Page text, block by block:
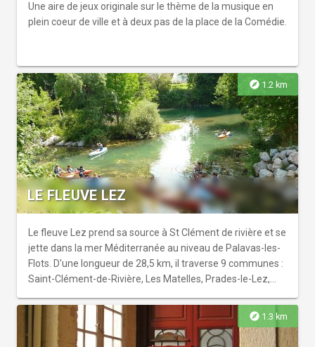
Entrée libre.
Une aire de jeux originale sur le thème de la musique en
plein coeur de ville et à deux pas de la place de la Comédie.
explore 1.2 km
LE FLEUVE LEZ
Le fleuve Lez prend sa source à St Clément de rivière et se
jette dans la mer Méditerranée au niveau de Palavas-les-
Flots. D'une longueur de 28,5 km, il traverse 9 communes :
Saint-Clément-de-Rivière, Les Matelles, Prades-le-Lez,
Lez, Lattes et Palavas-les-Flots. Au XVIIe siècle,
Montpellier commerçait avec les autres villes de la
Méditerranée grâce à la navigation sur le Lez. Aujourd'hui,
explore 1.3 km